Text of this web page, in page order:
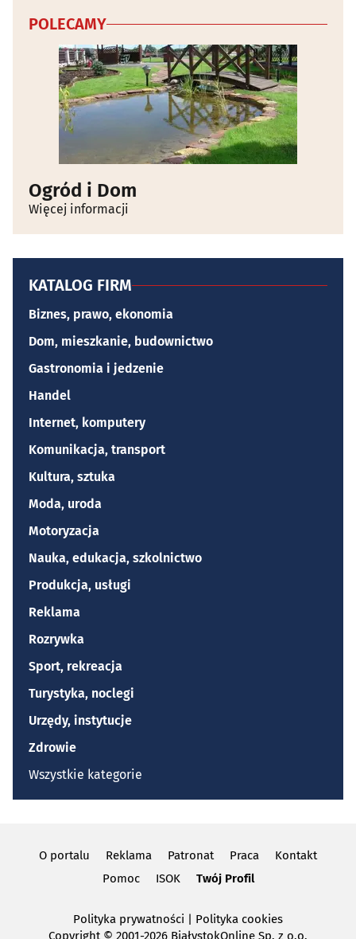
POLECAMY
Ogród i Dom
Więcej informacji
KATALOG FIRM
Biznes, prawo, ekonomia
Dom, mieszkanie, budownictwo
Gastronomia i jedzenie
Handel
Internet, komputery
Komunikacja, transport
Kultura, sztuka
Moda, uroda
Motoryzacja
Nauka, edukacja, szkolnictwo
Produkcja, usługi
Reklama
Rozrywka
Sport, rekreacja
Turystyka, noclegi
Urzędy, instytucje
Zdrowie
Wszystkie kategorie
O portalu Reklama Patronat Praca
Kontakt
Pomoc
ISOK Twój Profil
Polityka prywatności
Polityka cookies